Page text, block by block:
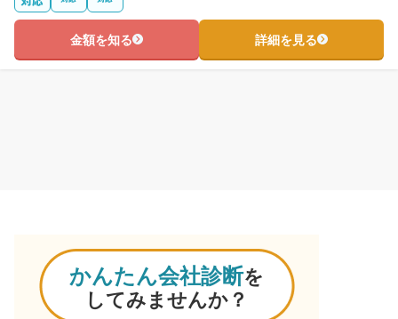
金額を知る 詳細を見る
かんたん会社診断を
してみませんか？